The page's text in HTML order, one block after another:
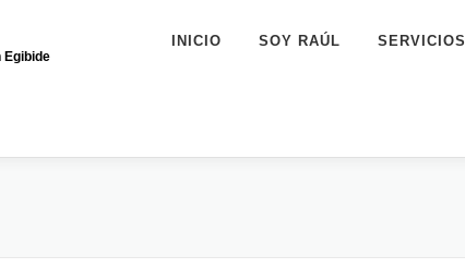
Egibide
INICIO SOY RAÚL SERVICIOS